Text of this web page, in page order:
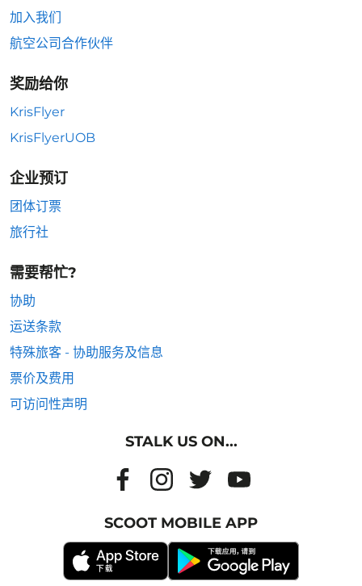
加入我们
航空公司合作伙伴
奖励给你
KrisFlyer
KrisFlyerUOB
企业预订
团体订票
旅行社
需要帮忙?
协助
运送条款
特殊旅客 - 协助服务及信息
票价及费用
可访问性声明
STALK US ON...
SCOOT MOBILE APP